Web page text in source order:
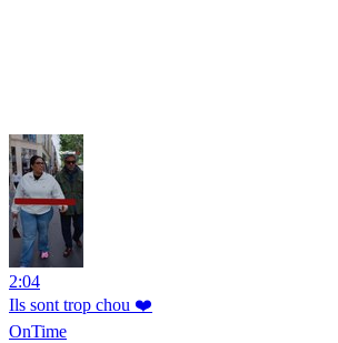
2:04
Ils sont trop chou ❤️
OnTime